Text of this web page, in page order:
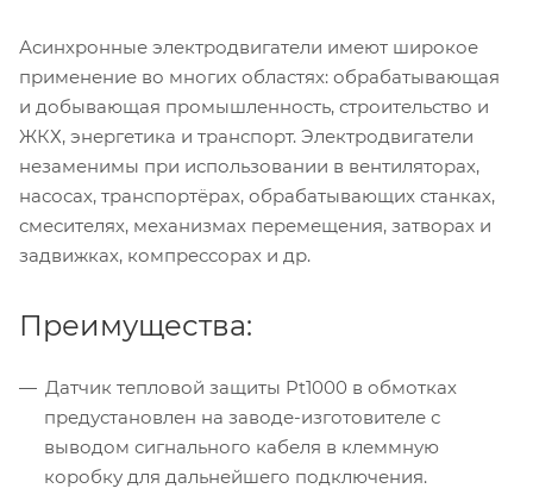
Асинхронные электродвигатели имеют широкое
применение во многих областях: обрабатывающая
и добывающая промышленность, строительство и
ЖКХ, энергетика и транспорт. Электродвигатели
незаменимы при использовании в вентиляторах,
насосах, транспортёрах, обрабатывающих станках,
смесителях, механизмах перемещения, затворах и
задвижках, компрессорах и др.
Преимущества:
Датчик тепловой защиты Pt1000 в обмотках
предустановлен на заводе-изготовителе с
выводом сигнального кабеля в клеммную
коробку для дальнейшего подключения.